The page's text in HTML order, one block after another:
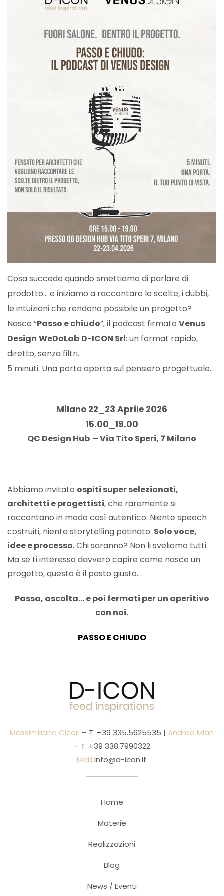
Cosa succede quando smettiamo di parlare di
prodotto… e iniziamo a raccontare le scelte, i dubbi,
le intuizioni che rendono possibile un progetto?
Nasce “Passo e chiudo”, il podcast firmato Venus
Design WeDoLab D-ICON Srl: un format rapido,
diretto, senza filtri.
5 minuti. Una porta aperta sul pensiero progettuale.
Milano 22_23 Aprile 2026
15.00_19.00
QC Design Hub – Via Tito Speri, 7 Milano
Abbiamo invitato ospiti super selezionati,
architetti e progettisti, che raramente si
raccontano in modo così autentico. Niente speech
costruiti, niente storytelling patinato. Solo voce,
idee e processo. Chi saranno? Non li sveliamo tutti.
Ma se ti interessa davvero capire come nasce un
progetto, questo è il posto giusto.
Passa, ascolta… e poi fermati per un aperitivo
con noi.
PASSO E CHIUDO
Massimiliano Ciceri – T. +39 335.5625535 | Andrea Mian
– T. +39 338.7990322
Mail: info@d-icon.it
Home
Materie
Realizzazioni
Blog
News / Eventi